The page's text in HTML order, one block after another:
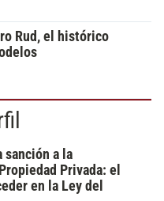
Rud, el histórico
sanción a la
Privada: el
en la Ley del